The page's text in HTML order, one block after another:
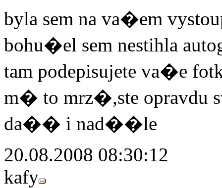
byla sem na va�em
bohu�el sem nestihla
tam podepisujete va�e
m� to mrz�,ste opravdu
da�� i nad��le
20.08.2008 08:30:12
kafy